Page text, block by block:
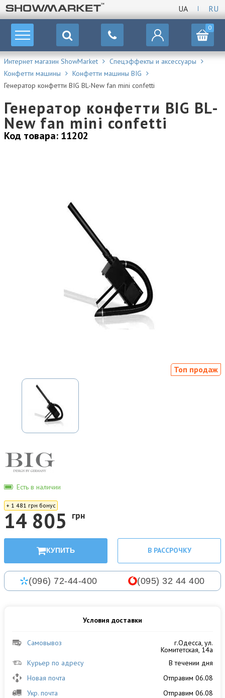
UA RU
0
Интернет магазин ShowMarket
Спецэффекты и аксессуары
Конфетти машины
Конфетти машины BIG
Генератор конфетти BIG BL-New fan mini confetti
Генератор конфетти BIG BL-
New fan mini confetti
Код товара: 11202
Топ продаж
Есть в наличии
+ 1 481 грн бонус
14 805 грн
КУПИТЬ В РАССРОЧКУ
(096) 72-44-400 (095) 32 44 400
Условия доставки
Самовывоз г.Одесса, ул.
Комитетская, 14а
Курьер по адресу
В течении дня
Новая почта
Отправим 06.08
Укр. почта
Отправим 06.08